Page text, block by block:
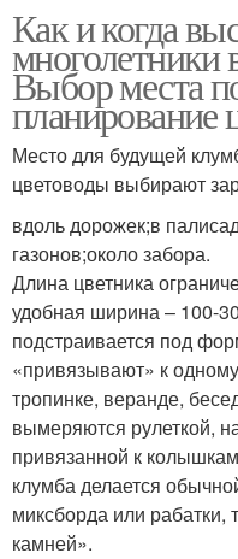
Как и когда
многолетники
Выбор места
планирование
Место для будущей
цветоводы выбирают
вдоль дорожек;в
газонов;около забора.
Длина цветника
удобная ширина – 100-
подстраивается под
«привязывают» к
тропинке, веранде,
вымеряются рулеткой,
привязанной к
клумба делается
миксборда или рабатки,
камней».